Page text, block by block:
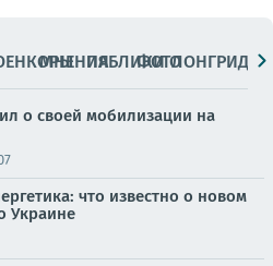
МНЕНИЯПАБЛИКИ
ФОТОЛОНГРИДЫ
о своей мобилизации на
что известно о новом
Украине